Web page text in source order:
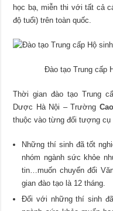
học bạ, miễn thi với tất cả
độ tuổi) trên toàn quốc.
Đào tạo Trung cấp
Thời gian đào tạo Trung
Dược Hà Nội – Trường
thuộc vào từng đối tượng cụ
Những thí sinh đã tốt
nhóm ngành sức khỏe
tin…muốn chuyển đổi
gian đào tạo là 12 tháng.
Đối với những thí sinh